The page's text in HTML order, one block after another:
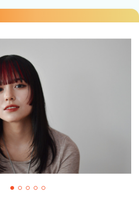
この条件の求人数8件
検索する